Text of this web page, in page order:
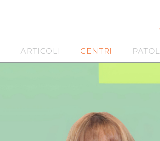
ARTICOLI CENTRI